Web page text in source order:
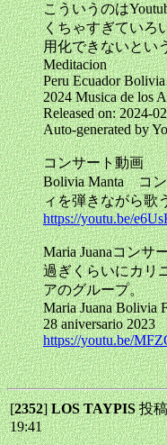
こういうのは
くちゃすぎていろ
用化できないとい
Meditacion
Peru Ecuador Bolivia
2024 Musica de los
Released on: 2024-
Auto-generated by
コンサート動画
Bolivia Manta コ
ィを弾きながら歌
https://youtu.be/
Maria Juanaコン
過ぎくらいにカリ
アのグループ。
Maria Juana Bolivia
28 aniversario 2023
https://youtu.be/
[2352]LOS TAYPIS投
19:41